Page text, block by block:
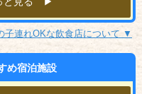
子連れOKな飲食店について ▼
め宿泊施設